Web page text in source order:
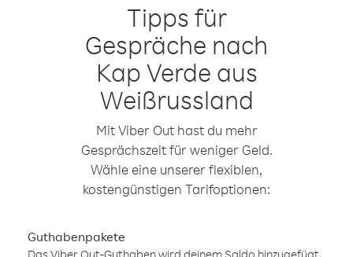
Tipps für
Gespräche nach
Kap Verde aus
Weißrussland
Mit Viber Out hast du mehr
Gesprächszeit für weniger Geld.
Wähle eine unserer flexiblen,
kostengünstigen Tarifoptionen:
Guthabenpakete